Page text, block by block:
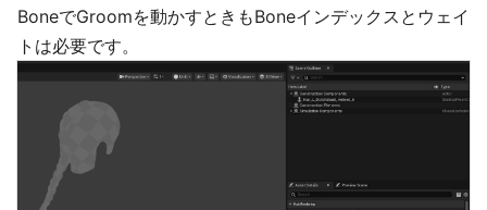
BoneでGroomを動かすときもBoneインデックスとウェイ
トは必要です。